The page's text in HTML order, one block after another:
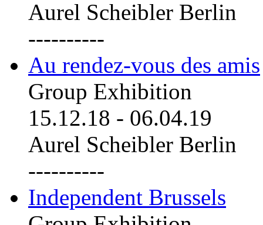
Aurel Scheibler Berlin
----------
Au rendez-vous des amis
Group Exhibition
15.12.18 - 06.04.19
Aurel Scheibler Berlin
----------
Independent Brussels